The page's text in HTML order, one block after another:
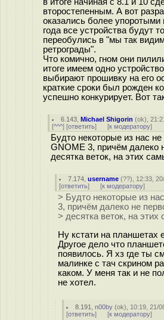
второстепенным. А вот
оказались более упоротыми
года все устройства будут
переобулись в "мы так
ретрограды".
Что комично, гном они
итоге имеем одно
выбирают прошивку на его
краткие сроки был рожден
успешно конкурирует. Вот
6.143 ,Michael Shigorin (ok),
[^^^] [ответить] [к модератору]
Будто некоторые из нас
GNOME 3, причём далеко
десятка веток, на этих
7.174 ,username (??), 12:33,
[ответить] [к модератору]
> Будто некоторые из
3, причём далеко не
> десятка веток, на
Ну кстати на планшетах
Другое дело что
появилось. Я хз где ты
малинке с тач скрином
каком. У меня так и не
не хотел.
8.191 ,n00by (ok), 10:19, 21/
[ответить] [к модератору]